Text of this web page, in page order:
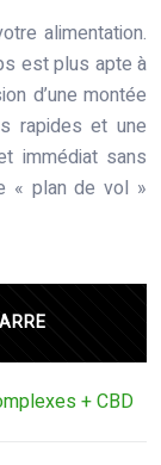
alimentation.
est plus apte à
d’une montée
rapides et une
immédiat sans
« plan de vol »
+ CBD